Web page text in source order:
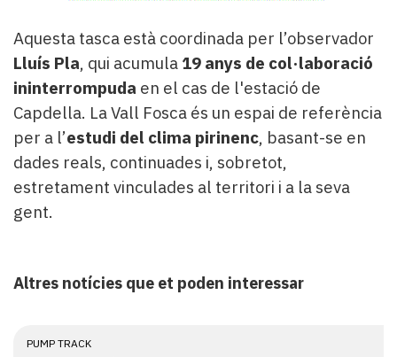
Aquesta tasca està coordinada per l’observador
Lluís Pla, qui acumula 19 anys de col·laboració
ininterrompuda en el cas de l'estació de
Capdella. La Vall Fosca és un espai de referència
per a l’estudi del clima pirinenc, basant-se en
dades reals, continuades i, sobretot,
estretament vinculades al territori i a la seva
gent.
Altres notícies que et poden interessar
PUMP TRACK